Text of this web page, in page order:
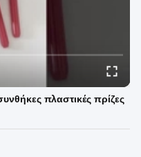
πλαστικές πρίζες